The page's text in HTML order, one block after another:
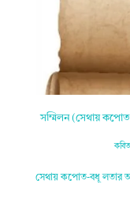
সম্মিলন (সেথায়
সেথায় কপোত-বধূ লতার